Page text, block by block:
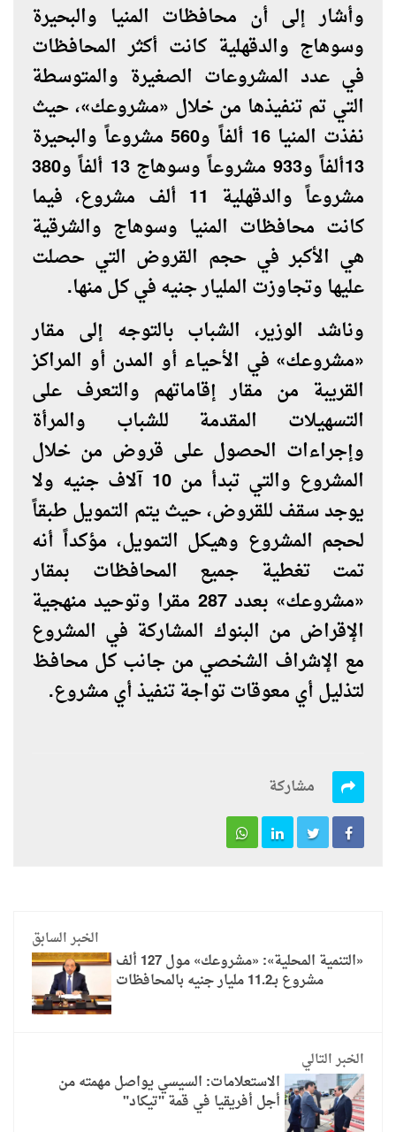
وأشار إلى أن محافظات المنيا والبحيرة
وسوهاج والدقهلية كانت أكثر المحافظات
في عدد المشروعات الصغيرة والمتوسطة
التي تم تنفيذها من خلال «مشروعك»، حيث
نفذت المنيا 16 ألفاً و560 مشروعاً والبحيرة
13ألفاً و933 مشروعاً وسوهاج 13 ألفاً و380
مشروعاً والدقهلية 11 ألف مشروع، فيما
كانت محافظات المنيا وسوهاج والشرقية
هي الأكبر في حجم القروض التي حصلت
عليها وتجاوزت المليار جنيه في كل منها.
وناشد الوزير، الشباب بالتوجه إلى مقار
«مشروعك» في الأحياء أو المدن أو المراكز
القريبة من مقار إقاماتهم والتعرف على
التسهيلات المقدمة للشباب والمرأة
وإجراءات الحصول على قروض من خلال
المشروع والتي تبدأ من 10 آلاف جنيه ولا
يوجد سقف للقروض، حيث يتم التمويل طبقاً
لحجم المشروع وهيكل التمويل، مؤكداً أنه
تمت تغطية جميع المحافظات بمقار
«مشروعك» بعدد 287 مقرا وتوحيد منهجية
الإقراض من البنوك المشاركة في المشروع
مع الإشراف الشخصي من جانب كل محافظ
لتذليل أي معوقات تواجة تنفيذ أي مشروع.
مشاركة
الخبر السابق
«التنمية المحلية»: «مشروعك» مول 127 ألف
مشروع بـ11.2 مليار جنيه بالمحافظات
الخبر التالي
الاستعلامات: السيسي يواصل مهمته من
أجل أفريقيا في قمة "تيكاد"